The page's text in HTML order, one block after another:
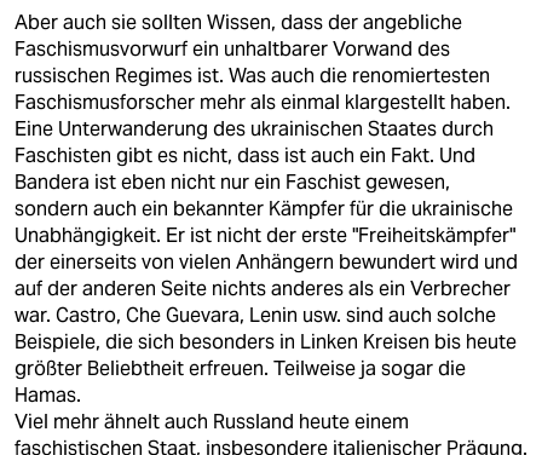
Aber auch sie sollten Wissen, dass der angebliche
Faschismusvorwurf ein unhaltbarer Vorwand des
russischen Regimes ist. Was auch die renomiertesten
Faschismusforscher mehr als einmal klargestellt haben.
Eine Unterwanderung des ukrainischen Staates durch
Faschisten gibt es nicht, dass ist auch ein Fakt. Und
Bandera ist eben nicht nur ein Faschist gewesen,
sondern auch ein bekannter Kämpfer für die ukrainische
Unabhängigkeit. Er ist nicht der erste "Freiheitskämpfer"
der einerseits von vielen Anhängern bewundert wird und
auf der anderen Seite nichts anderes als ein Verbrecher
war. Castro, Che Guevara, Lenin usw. sind auch solche
Beispiele, die sich besonders in Linken Kreisen bis heute
größter Beliebtheit erfreuen. Teilweise ja sogar die
Hamas.
Viel mehr ähnelt auch Russland heute einem
faschistischen Staat, insbesondere italienischer Prägung.